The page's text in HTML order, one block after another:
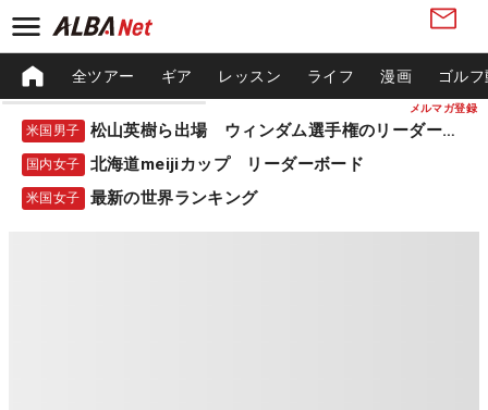
メルマガ登録
全ツアー ギア レッスン ライフ 漫画 ゴル
米国男子 松山英樹ら出場 ウィンダム選手権のリーダーボード
国内女子 北海道meijiカップ リーダーボード
米国女子 最新の世界ランキング